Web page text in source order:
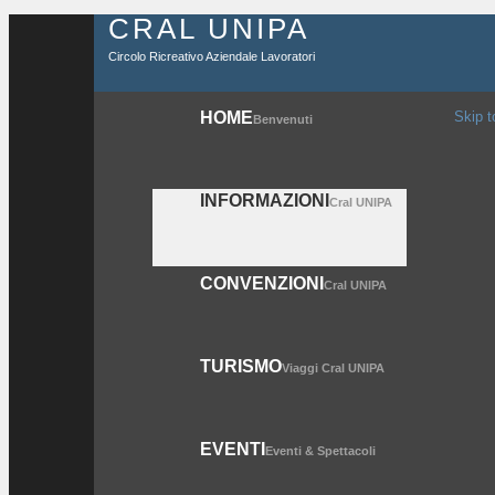
CRAL UNIPA
Circolo Ricreativo Aziendale Lavoratori
HOMEBenvenuti
INFORMAZIONICral UNIPA
CONVENZIONICral UNIPA
TURISMOViaggi Cral UNIPA
EVENTIEventi & Spettacoli
Skip